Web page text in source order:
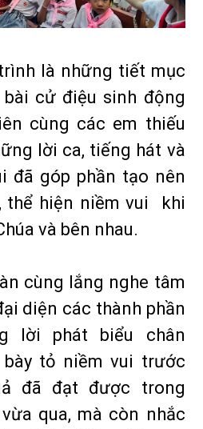
là những tiết mục
cử điệu sinh động
cùng các em thiếu
lời ca, tiếng hát và
đã góp phần tạo nên
thể hiện niềm vui khi
và bên nhau.
cùng lắng nghe tâm
diện các thành phần
lời phát biểu chân
tỏ niềm vui trước
đã đạt được trong
qua, mà còn nhắc